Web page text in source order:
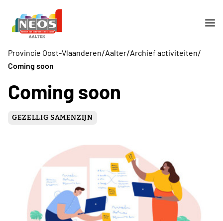
Provincie Oost-Vlaanderen/Aalter/Archief activiteiten/
Coming soon
Coming soon
GEZELLIG SAMENZIJN